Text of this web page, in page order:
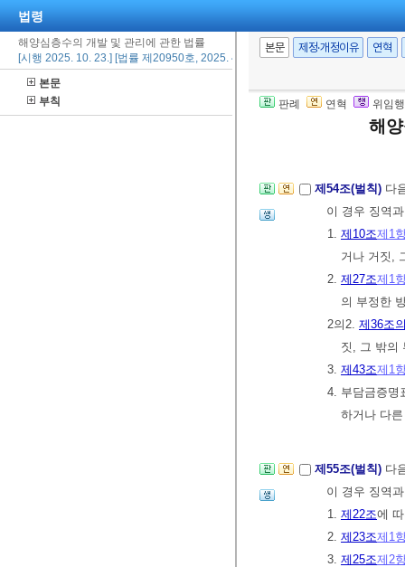
법령
해양심층수의 개발 및 관리에 관한 법률
[시행 2025. 10. 23.] [법률 제20950호, 2025. 4. 22., 일부개정]
본문
부칙
본문 제정·개정이유 연혁
판례 연혁 위임
해
3.제43조제2
제53조(권한의
도지사 또는
제54조(벌칙) 다
이 경우 징역
1. 제10조제1
거나 거짓,
2. 제27조제1
의 부정한
2의2. 제36조
짓, 그 밖의
3. 제43조제1
4. 부담금증명
하거나 다
제55조(벌칙) 다
이 경우 징역
1. 제22조에
2. 제23조제1
3. 제25조제2